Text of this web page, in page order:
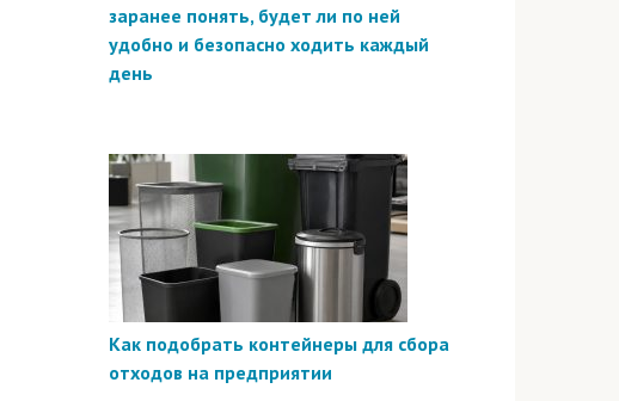
заранее понять, будет ли по ней
удобно и безопасно ходить каждый
день
Как подобрать контейнеры для сбора
отходов на предприятии